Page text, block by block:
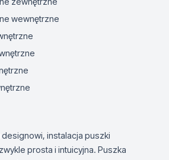
wewnętrzne
instalacja puszki
prosta i intuicyjna. Puszka